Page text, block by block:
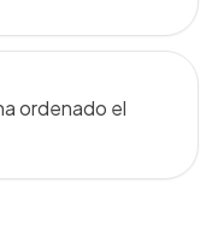
ordenado el